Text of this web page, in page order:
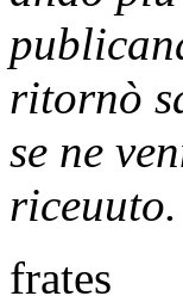
ritornò
se ne
riceuuto.
frates